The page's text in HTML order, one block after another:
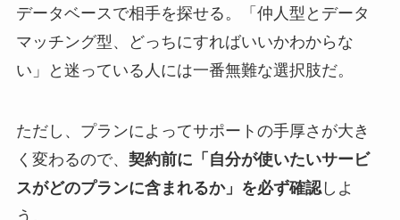
データベースで相手を探せる。「仲人型とデータ
マッチング型、どっちにすればいいかわからな
い」と迷っている人には一番無難な選択肢だ。
ただし、プランによってサポートの手厚さが大き
く変わるので、 契約前に「自分が使いたいサービ
スがどのプランに含まれるか」を必ず確認しよ